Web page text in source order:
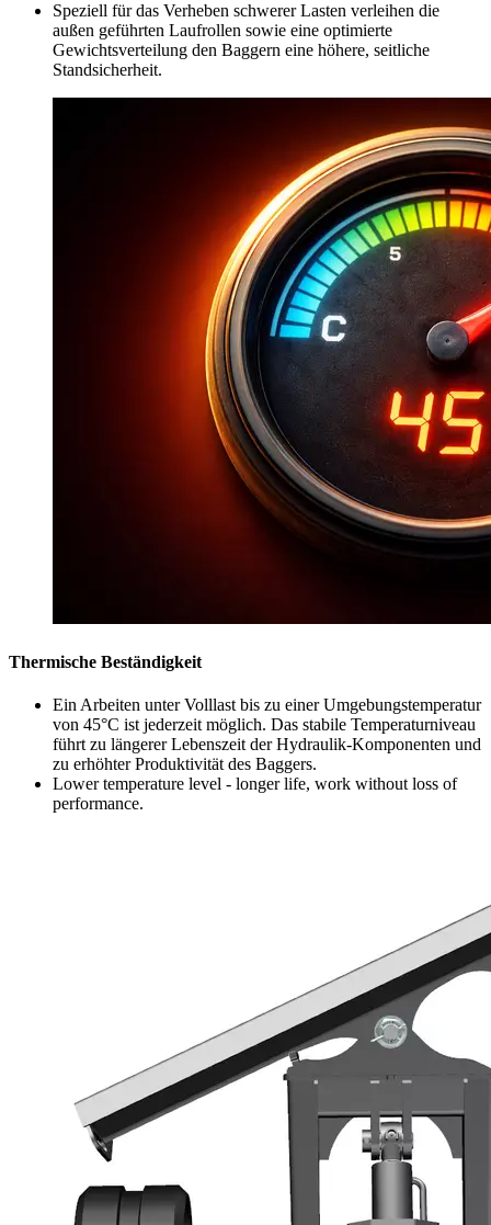
Speziell für das Verheben schwerer Lasten verleihen die
außen geführten Laufrollen sowie eine optimierte
Gewichtsverteilung den Baggern eine höhere, seitliche
Standsicherheit.
Thermische Beständigkeit
Ein Arbeiten unter Volllast bis zu einer Umgebungstemperatur
von 45°C ist jederzeit möglich. Das stabile Temperaturniveau
führt zu längerer Lebenszeit der Hydraulik-Komponenten und
zu erhöhter Produktivität des Baggers.
Lower temperature level - longer life, work without loss of
performance.